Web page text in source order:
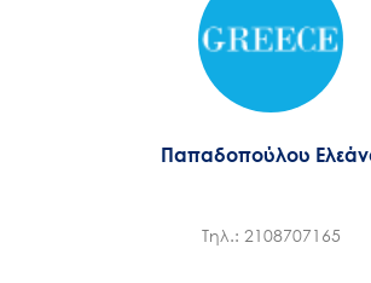
Παπαδοπούλου
Τηλ.: 2108707165